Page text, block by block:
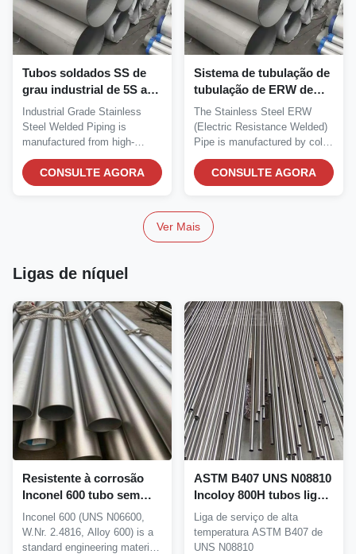
Tubos soldados SS de
grau industrial de 5S a
40S cortados ao
tamanho
Industrial Grade Stainless
Steel Welded Piping is
manufactured from high-
quality austenitic...
CONSULTE AGORA
Sistema de tubulação de
tubulação de ERW de
aço inoxidável de 5S a
40S para aplicações de
processo de água
The Stainless Steel ERW
(Electric Resistance Welded)
Pipe is manufactured by cold-
forming...
CONSULTE AGORA
Ver Mais
Ligas de níquel
Resistente à corrosão
Inconel 600 tubo sem
costura de alta
temperatura liga de
níquel cromo
Inconel 600 (UNS N06600,
W.Nr. 2.4816, Alloy 600) is a
standard engineering material
ASTM B407 UNS N08810
Incoloy 800H tubos liga
de serviço de alta
temperatura
Liga de serviço de alta
temperatura ASTM B407 de
UNS N08810